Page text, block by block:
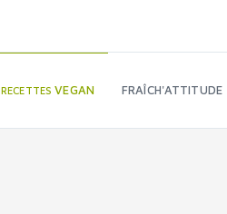
RECETTESVEGAN FRAÎCH'ATTITUDE